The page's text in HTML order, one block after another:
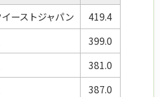
ーストジャパン
419.4
399.0
381.0
387.0